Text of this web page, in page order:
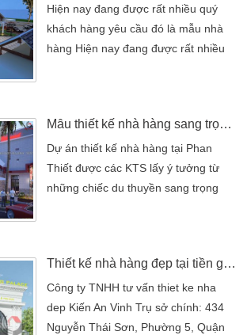
ngày càng thể hiện đẳng cấp của một
nhà hàng bậc nhất tại khu vực Gò
Vấp, Bình Thạnh và các quận […]
Hiện nay đang được rất nhiều quý
khách hàng yêu cầu đó là mẫu nhà
hàng Hiện nay đang được rất nhiều
kế nằm trên trục đường chính của
thành phố ngôi nhà hiện ra sừng
sửng với đầy đủ công năng và tính
sang trọng thẩm mỹ. Nội thất nhà […]
Mẫu thiết kế nhà hàng sang trọng tại Phan Thiết
Dự án thiết kế nhà hàng tại Phan
Thiết được các KTS lấy ý tưởng từ
những chiếc du thuyền sang trọng
Thiết được các KTS lấy ý tưởng từ
những chiếc du thuyền sang trọng
nhằm đem lại cho bạn một không
gian gần gũi với biển hơn khi đến nơi
Thiết kế nhà hàng đẹp tại tiền giang
Công ty TNHH tư vấn thiet ke nha
dep Kiến An Vinh Trụ sở chính: 434
Nguyễn Thái Sơn, Phường 5, Quận